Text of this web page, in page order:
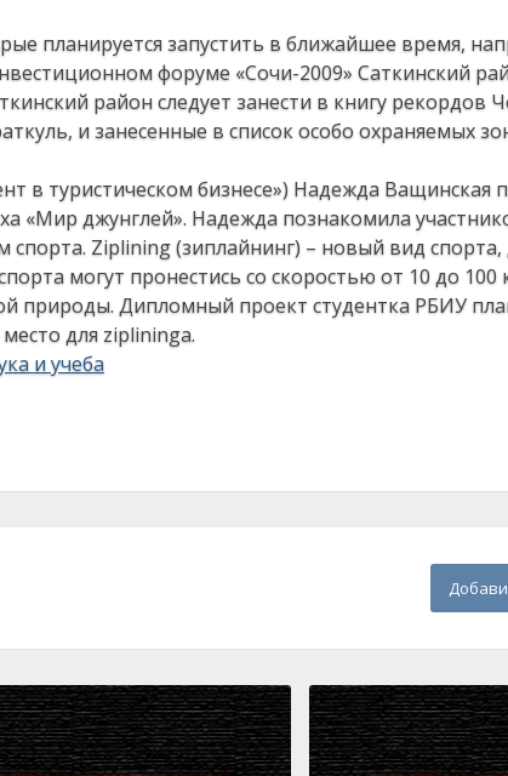
планируется запустить в ближайшее время,
форуме «Сочи-2009» Саткинский
район следует занести в книгу рекордов
и занесенные в список особо охраняемых
в туристическом бизнесе») Надежда Ващинская
«Мир джунглей». Надежда познакомила
Ziplining (зиплайнинг) – новый вид
могут пронестись со скоростью от 10 до 100
природы. Дипломный проект студентка РБИУ
для zipliningа.
и учеба